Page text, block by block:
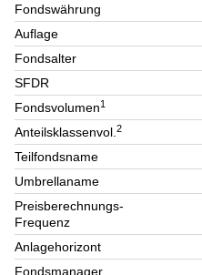
Fondswährung
Auflage
Fondsalter
SFDR
Fondsvolumen1
Anteilsklassenvol.2
Teilfondsname
Umbrellaname
Preisberechnungs-
Frequenz
Anlagehorizont
Fondsmanager